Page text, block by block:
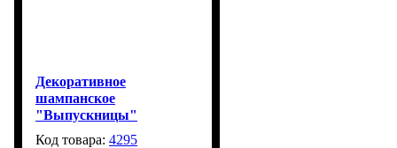
Декоративное
шампанское
"Выпускницы"
4295